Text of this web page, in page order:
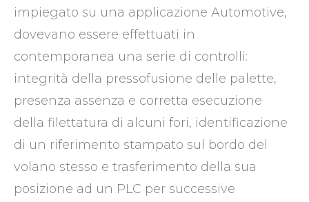
impiegato su una applicazione Automotive,
dovevano essere effettuati in
contemporanea una serie di controlli:
integrità della pressofusione delle palette,
presenza assenza e corretta esecuzione
della filettatura di alcuni fori, identificazione
di un riferimento stampato sul bordo del
volano stesso e trasferimento della sua
posizione ad un PLC per successive